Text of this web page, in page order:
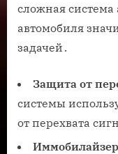
сложная
автомобиля
задачей․
Защита от
системы
от перехвата